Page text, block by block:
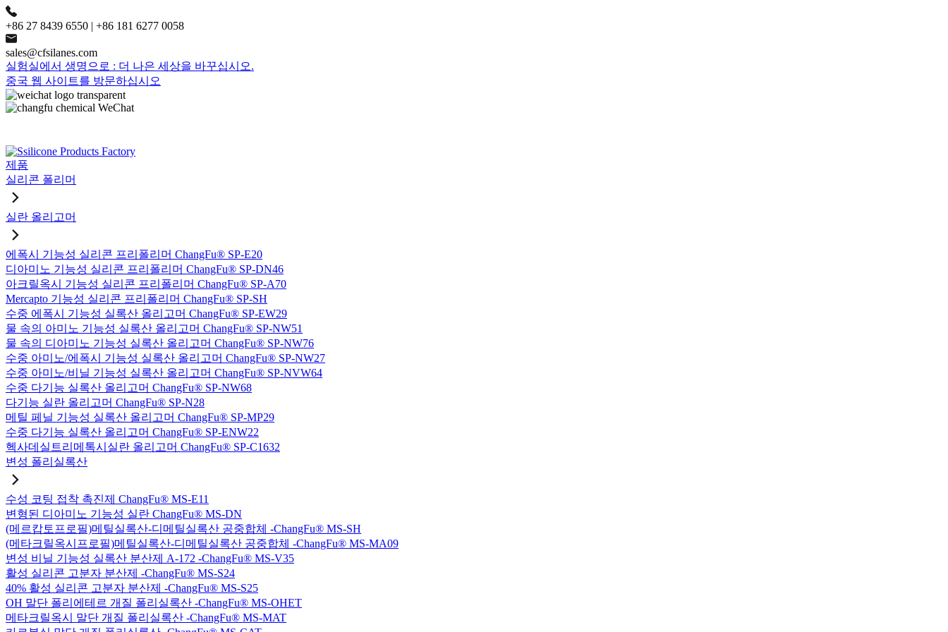
+86 27 8439 6550 | +86 181 6277 0058
sales@cfsilanes.com
실험실에서 생명으로 : 더 나은 세상을 바꾸십시오.
중국 웹 사이트를 방문하십시오
제품
실리콘 폴리머
실란 올리고머
에폭시 기능성 실리콘 프리폴리머 ChangFu® SP-E20
디아미노 기능성 실리콘 프리폴리머 ChangFu® SP-DN46
아크릴옥시 기능성 실리콘 프리폴리머 ChangFu® SP-A70
Mercapto 기능성 실리콘 프리폴리머 ChangFu® SP-SH
수중 에폭시 기능성 실록산 올리고머 ChangFu® SP-EW29
물 속의 아미노 기능성 실록산 올리고머 ChangFu® SP-NW51
물 속의 디아미노 기능성 실록산 올리고머 ChangFu® SP-NW76
수중 아미노/에폭시 기능성 실록산 올리고머 ChangFu® SP-NW27
수중 아미노/비닐 기능성 실록산 올리고머 ChangFu® SP-NVW64
수중 다기능 실록산 올리고머 ChangFu® SP-NW68
다기능 실란 올리고머 ChangFu® SP-N28
메틸 페닐 기능성 실록산 올리고머 ChangFu® SP-MP29
수중 다기능 실록산 올리고머 ChangFu® SP-ENW22
헥사데실트리메톡시실란 올리고머 ChangFu® SP-C1632
변성 폴리실록산
수성 코팅 접착 촉진제 ChangFu® MS-E11
변형된 디아미노 기능성 실란 ChangFu® MS-DN
(메르캅토프로필)메틸실록산-디메틸실록산 공중합체 -ChangFu® MS-SH
(메타크릴옥시프로필)메틸실록산-디메틸실록산 공중합체 -ChangFu® MS-MA09
변성 비닐 기능성 실록산 분산제 A-172 -ChangFu® MS-V35
활성 실리콘 고분자 분산제 -ChangFu® MS-S24
40% 활성 실리콘 고분자 분산제 -ChangFu® MS-S25
OH 말단 폴리에테르 개질 폴리실록산 -ChangFu® MS-OHET
메타크릴옥시 말단 개질 폴리실록산 -ChangFu® MS-MAT